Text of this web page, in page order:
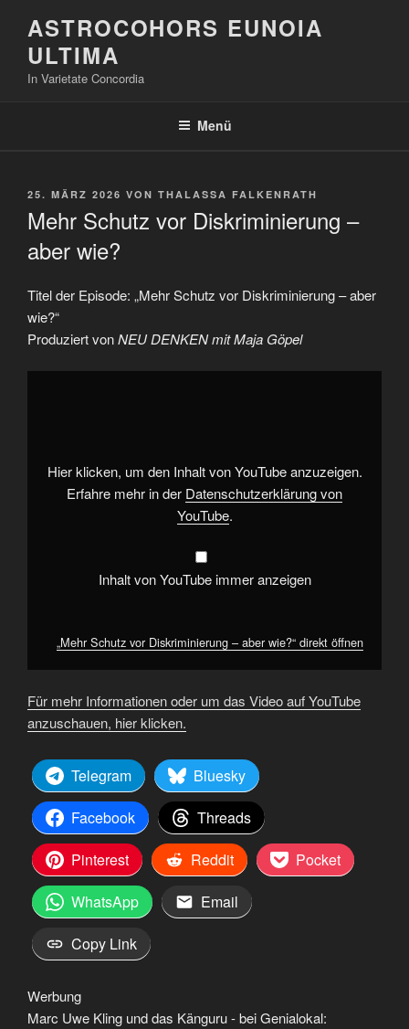
Inhalt
springen
ASTROCOHORS EUNOIA
ULTIMA
In Varietate Concordia
Menü
VERÖFFENTLICHT
25. MÄRZ 2026 VON THALASSA FALKENRATH
Mehr Schutz vor Diskriminierung –
aber wie?
Titel der Episode: „Mehr Schutz vor Diskriminierung – aber
wie?“
Produziert vonNEU DENKEN mit Maja Göpel
„Mehr
von
YouTube
anzeigen
Hier klicken, um den Inhalt von YouTube anzuzeigen.
Erfahre mehr in der Datenschutzerklärung von
YouTube.
Inhalt von YouTube immer anzeigen
„Mehr Schutz vor Diskriminierung – aber wie?“ direkt öffnen
Für mehr Informationen oder um das Video auf YouTube
anzuschauen, hier klicken.
Telegram
Bluesky
Facebook
Threads
Pinterest
Reddit
Pocket
WhatsApp
Email
Copy Link
Werbung
Marc Uwe Kling und das Känguru - bei Genialokal: